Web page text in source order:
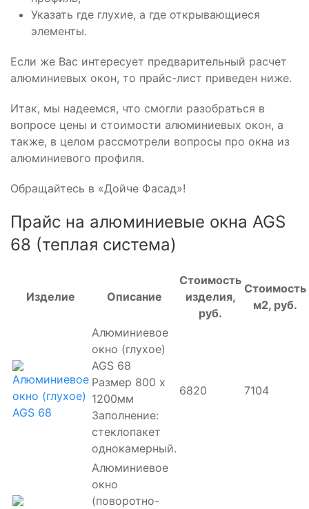
Указать где глухие, а где открывающиеся
элементы.
Если же Вас интересует предварительный расчет
алюминиевых окон, то прайс-лист приведен ниже.
Итак, мы надеемся, что смогли разобраться в
вопросе цены и стоимости алюминиевых окон, а
также, в целом рассмотрели вопросы про окна из
алюминиевого профиля.
Обращайтесь в «Дойче Фасад»!
Прайс на алюминиевые окна AGS
68 (теплая система)
Изделие Описание
Стоимость
изделия,
руб.
Стоимость
м2, руб.
Алюминиевое
окно (глухое)
AGS 68
Размер 800 х
1200мм
Заполнение:
стеклопакет
однокамерный.
6820 7104
Алюминиевое
окно
(поворотно-